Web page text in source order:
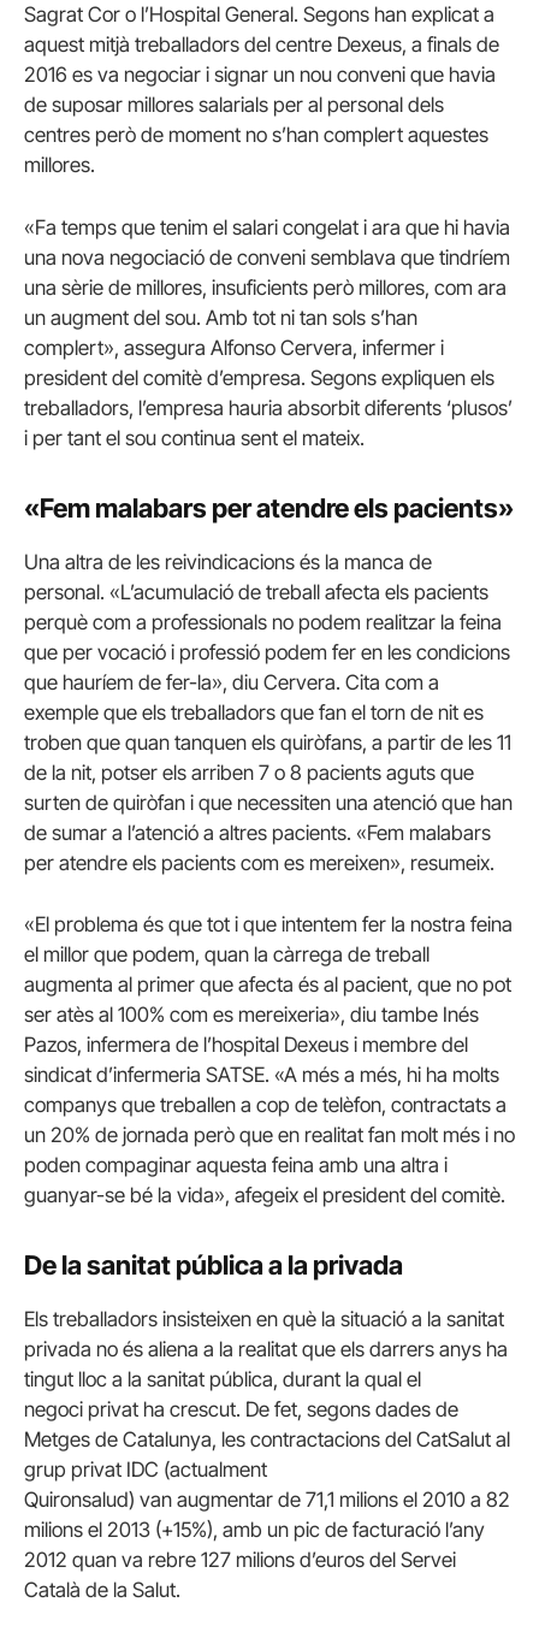
Sagrat Cor o l’Hospital General. Segons han explicat a
aquest mitjà treballadors del centre Dexeus, a finals de
2016 es va negociar i signar un nou conveni que havia
de suposar millores salarials per al personal dels
centres però de moment no s’han complert aquestes
millores.
«Fa temps que tenim el salari congelat i ara que hi havia
una nova negociació de conveni semblava que tindríem
una sèrie de millores, insuficients però millores, com ara
un augment del sou. Amb tot ni tan sols s’han
complert», assegura Alfonso Cervera, infermer i
president del comitè d’empresa. Segons expliquen els
treballadors, l’empresa hauria absorbit diferents ‘plusos’
i per tant el sou continua sent el mateix.
«Fem malabars per atendre els pacients»
Una altra de les reivindicacions és la manca de
personal. «L’acumulació de treball afecta els pacients
perquè com a professionals no podem realitzar la feina
que per vocació i professió podem fer en les condicions
que hauríem de fer-la», diu Cervera. Cita com a
exemple que els treballadors que fan el torn de nit es
troben que quan tanquen els quiròfans, a partir de les 11
de la nit, potser els arriben 7 o 8 pacients aguts que
surten de quiròfan i que necessiten una atenció que han
de sumar a l’atenció a altres pacients. «Fem malabars
per atendre els pacients com es mereixen», resumeix.
«El problema és que tot i que intentem fer la nostra feina
el millor que podem, quan la càrrega de treball
augmenta al primer que afecta és al pacient, que no pot
ser atès al 100% com es mereixeria», diu tambe Inés
Pazos, infermera de l’hospital Dexeus i membre del
sindicat d’infermeria SATSE. «A més a més, hi ha molts
companys que treballen a cop de telèfon, contractats a
un 20% de jornada però que en realitat fan molt més i no
poden compaginar aquesta feina amb una altra i
guanyar-se bé la vida», afegeix el president del comitè.
De la sanitat pública a la privada
Els treballadors insisteixen en què la situació a la sanitat
privada no és aliena a la realitat que els darrers anys ha
tingut lloc a la sanitat pública, durant la qual el
negoci privat ha crescut. De fet, segons dades de
Metges de Catalunya, les contractacions del CatSalut al
grup privat IDC (actualment
Quironsalud) van augmentar de 71,1 milions el 2010 a 82
milions el 2013 (+15%), amb un pic de facturació l’any
2012 quan va rebre 127 milions d’euros del Servei
Català de la Salut.